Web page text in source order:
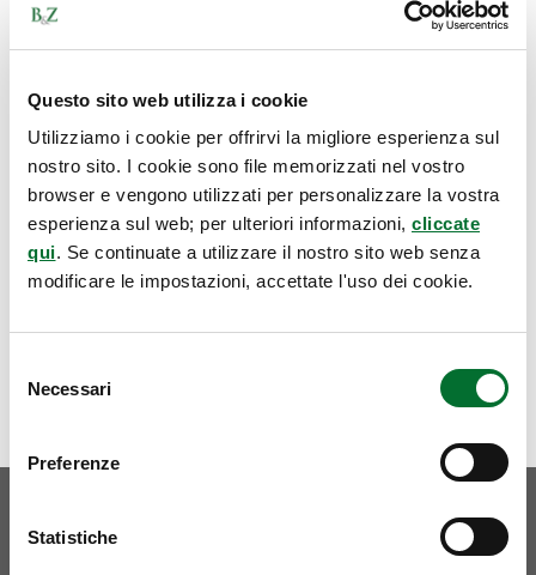
Questo sito web utilizza i cookie
Utilizziamo i cookie per offrirvi la migliore esperienza sul
nostro sito. I cookie sono file memorizzati nel vostro
browser e vengono utilizzati per personalizzare la vostra
esperienza sul web; per ulteriori informazioni, cliccate
qui. Se continuate a utilizzare il nostro sito web senza
modificare le impostazioni, accettate l'uso dei cookie.
delNecessari
Preferenze
Statistiche